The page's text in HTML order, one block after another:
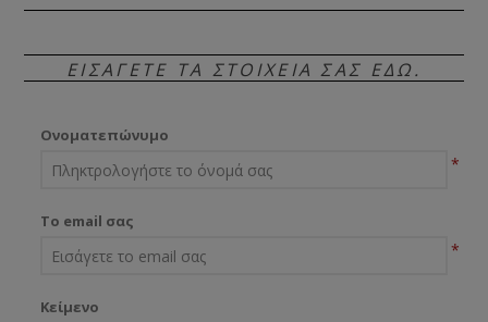
ΕΙΣΆΓΕΤΕ ΤΑ ΣΤΟΙΧΕΊΑ ΣΑΣ ΕΔΏ.
Ονοματεπώνυμο
*
Το email σας
*
Κείμενο